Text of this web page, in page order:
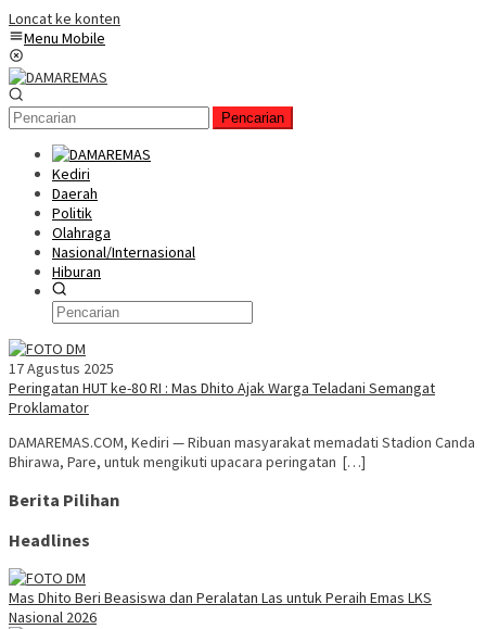
Loncat ke konten
Menu Mobile
Pencarian
Kediri
Daerah
Politik
Olahraga
Nasional/Internasional
Hiburan
17 Agustus 2025
Peringatan HUT ke-80 RI : Mas Dhito Ajak Warga Teladani Semangat
Proklamator
DAMAREMAS.COM, Kediri — Ribuan masyarakat memadati Stadion Canda
Bhirawa, Pare, untuk mengikuti upacara peringatan […]
Berita Pilihan
Headlines
Mas Dhito Beri Beasiswa dan Peralatan Las untuk Peraih Emas LKS
Nasional 2026